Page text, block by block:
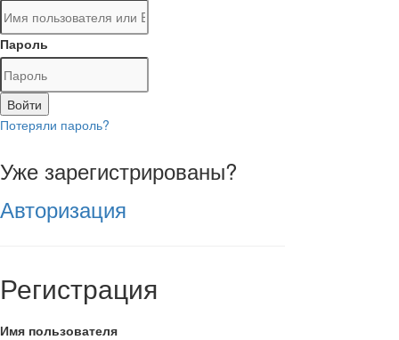
Пароль
Войти
Потеряли пароль?
Уже зарегистрированы?
Авторизация
Регистрация
Имя пользователя